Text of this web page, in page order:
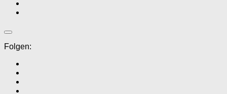
Folgen: